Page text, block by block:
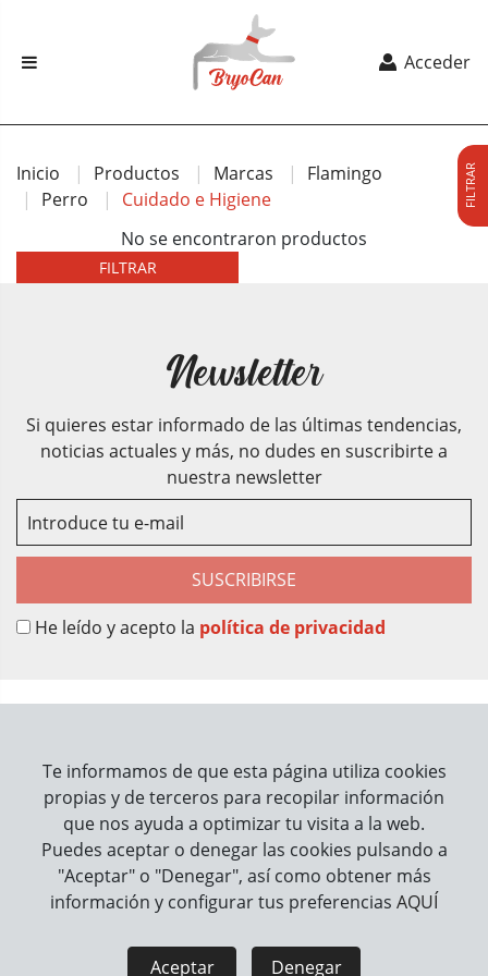
Acceder
Inicio Productos Marcas
Flamingo
Perro
Cuidado e Higiene
No se encontraron productos
FILTRAR
FILTRAR
Newsletter
Si quieres estar informado de las últimas tendencias,
noticias actuales y más, no dudes en suscribirte a
nuestra newsletter
SUSCRIBIRSE
He leído y acepto la política de privacidad
Información
Cómo trabajamos
Información legal
Política de Privacidad
Te informamos de que esta página utiliza cookies
propias y de terceros para recopilar información
que nos ayuda a optimizar tu visita a la web.
Puedes aceptar o denegar las cookies pulsando a
"Aceptar" o "Denegar", así como obtener más
información y configurar tus preferencias AQUÍ
Aceptar Denegar